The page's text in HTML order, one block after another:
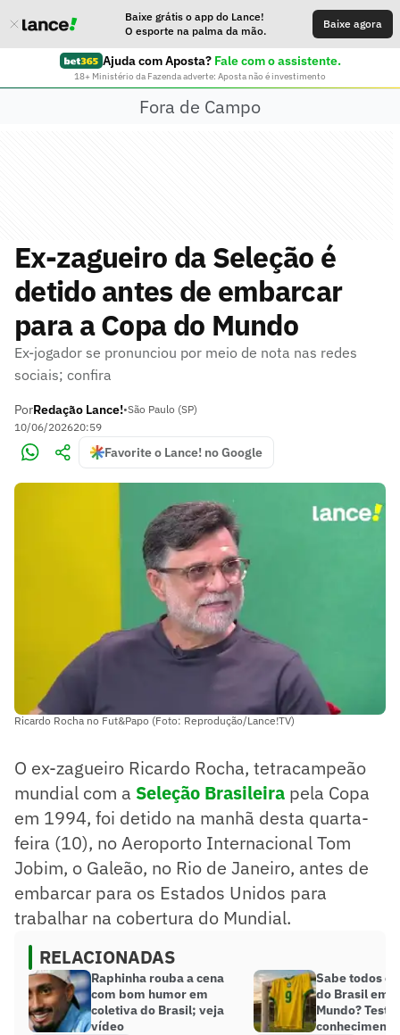
Baixe grátis o app do Lance!
O esporte na palma da mão.
Baixe agora
Ajuda com Aposta? Fale com o assistente.
18+ Ministério da Fazenda adverte: Aposta não é investimento
Fora de Campo
Ex-zagueiro da Seleção é
detido antes de embarcar
para a Copa do Mundo
Ex-jogador se pronunciou por meio de nota nas redes
sociais; confira
PorRedação Lance!•São Paulo (SP)
10/06/202620:59
Favorite o Lance! no Google
Ricardo Rocha no Fut&Papo (Foto: Reprodução/Lance!TV)
O ex-zagueiro Ricardo Rocha, tetracampeão
mundial com a Seleção Brasileira pela Copa
em 1994, foi detido na manhã desta quarta-
feira (10), no Aeroporto Internacional Tom
Jobim, o Galeão, no Rio de Janeiro, antes de
embarcar para os Estados Unidos para
trabalhar na cobertura do Mundial.
RELACIONADAS
Raphinha rouba a cena
com bom humor em
coletiva do Brasil; veja
vídeo
Sabe todos
do Brasil em
Mundo? Teste